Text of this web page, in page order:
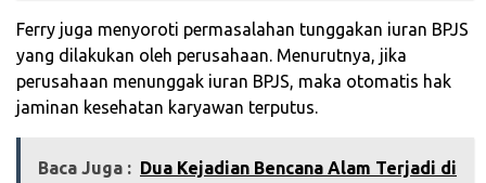
‎Ferry juga menyoroti permasalahan tunggakan iuran BPJS
yang dilakukan oleh perusahaan. Menurutnya, jika
perusahaan menunggak iuran BPJS, maka otomatis hak
jaminan kesehatan karyawan terputus.
Baca Juga : Dua Kejadian Bencana Alam Terjadi di